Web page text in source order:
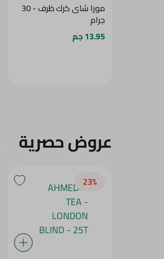
مورا شاى كرك ظرف - 30
جرام
13.95 جم
عروض حصرية
23‎%‎